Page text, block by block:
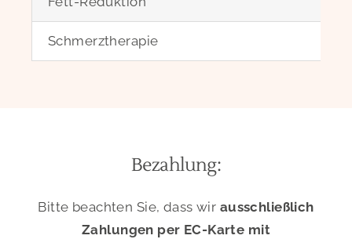
Schmerztherapie
Bezahlung:
Bitte beachten Sie, dass wir ausschließlich
Zahlungen per EC-Karte mit